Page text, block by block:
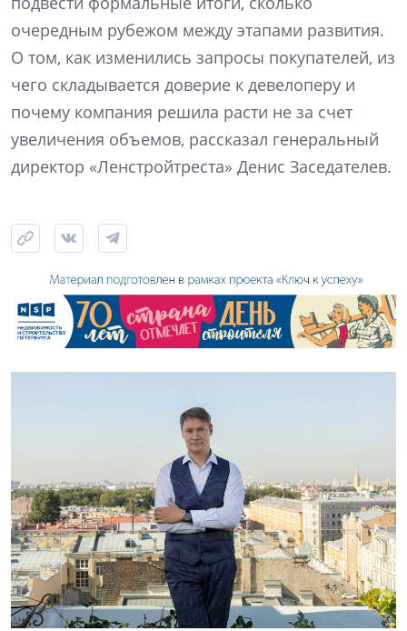
очередным рубежом между этапами развития.
О том, как изменились запросы покупателей, из
чего складывается доверие к девелоперу и
почему компания решила расти не за счет
увеличения объемов, рассказал генеральный
директор «Ленстройтреста» Денис Заседателев.